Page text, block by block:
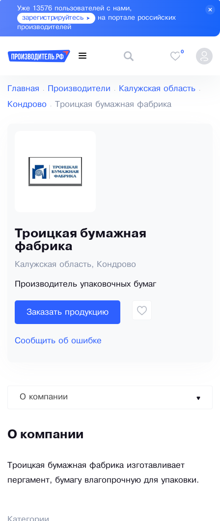
Уже 13576 пользователей с нами,
зарегистрируйтесь
на портале российских
производителей
0
Главная Производители Калужская область
Кондрово Троицкая бумажная фабрика
Троицкая бумажная
фабрика
Калужская область, Кондрово
Производитель упаковочных бумаг
Заказать продукцию
Сообщить об ошибке
О компании
О компании
Троицкая бумажная фабрика изготавливает
пергамент, бумагу влагопрочную для упаковки.